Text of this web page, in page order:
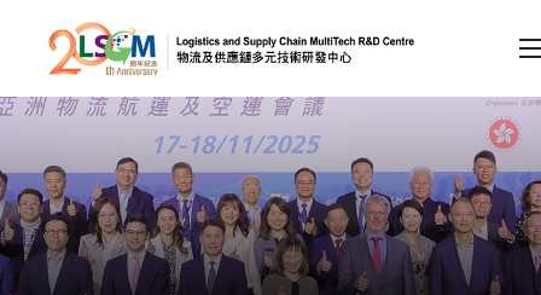
跳到内容（按回车键）
会员登录
A A EN 繁 简